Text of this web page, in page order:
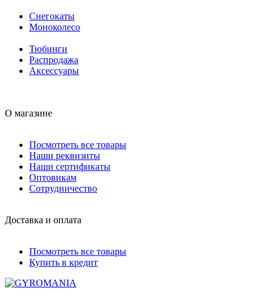
Снегокаты
Моноколесо
Тюбинги
Распродажа
Аксессуары
О магазине
Посмотреть все товары
Наши реквизиты
Наши сертификаты
Оптовикам
Сотрудничество
Доставка и оплата
Посмотреть все товары
Купить в кредит